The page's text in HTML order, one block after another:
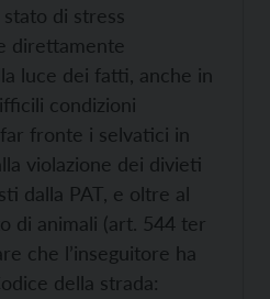
di stress
direttamente
luce dei fatti, anche in
condizioni
fronte i selvatici in
violazione dei divieti
dalla PAT, e oltre al
di animali (art. 544 ter
che l’inseguitore ha
della strada: